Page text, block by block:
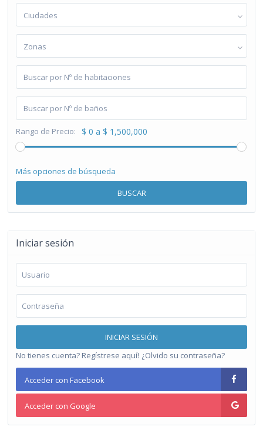
Ciudades
Zonas
Rango de Precio: $ 0 a $ 1,500,000
Más opciones de búsqueda
BUSCAR
Iniciar sesión
INICIAR SESIÓN
No tienes cuenta? Regístrese aquí! ¿Olvido su contraseña?
Acceder con Facebook
Acceder con Google